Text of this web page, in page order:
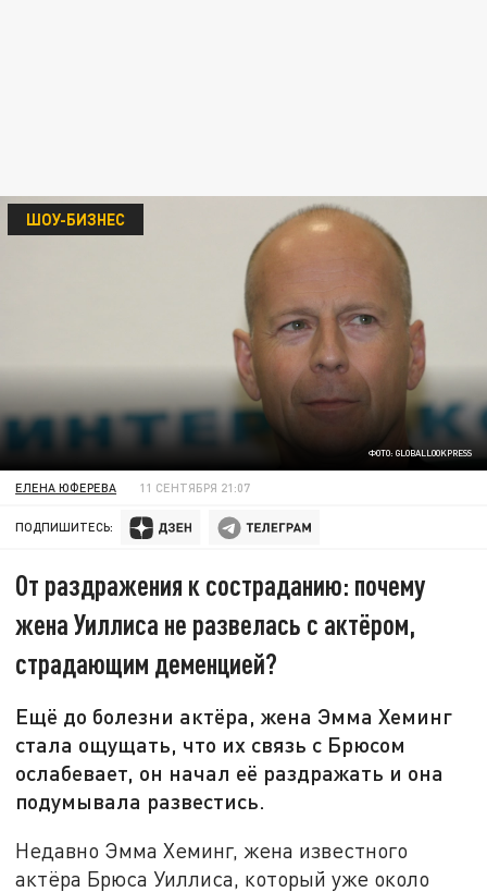
ФОТО: GLOBALLOOKPRESS
ШОУ-БИЗНЕС
ЕЛЕНА ЮФЕРЕВА 11 СЕНТЯБРЯ 21:07
ПОДПИШИТЕСЬ:
От раздражения к состраданию: почему
жена Уиллиса не развелась с актёром,
страдающим деменцией?
Ещё до болезни актёра, жена Эмма Хеминг
стала ощущать, что их связь с Брюсом
ослабевает, он начал её раздражать и она
подумывала развестись.
Недавно Эмма Хеминг, жена известного
актёра Брюса Уиллиса, который уже около